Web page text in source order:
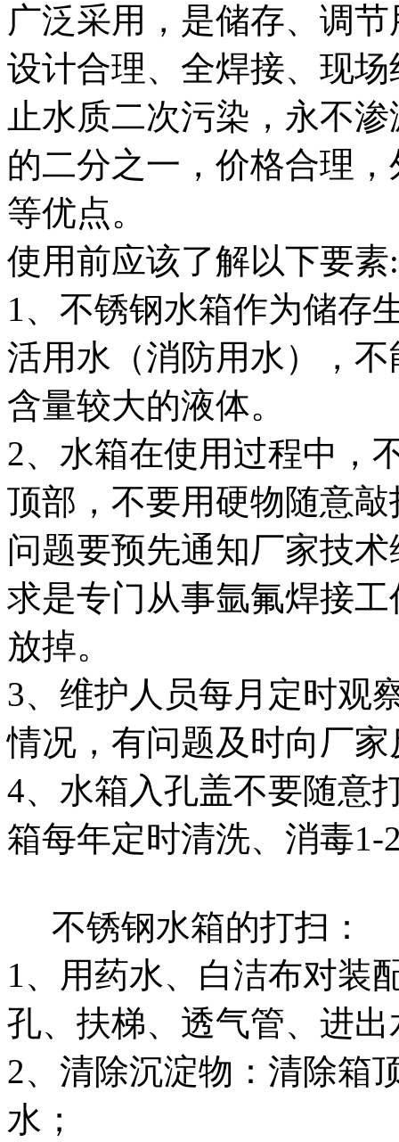
广泛采用，是储存、调
设计合理、全焊接、现
止水质二次污染，永不
的二分之一，价格合理
等优点。
使用前应该了解以下要素:
1、不锈钢水箱作为储存
活用水（消防用水），
含量较大的液体。
2、水箱在使用过程中，
顶部，不要用硬物随意
问题要预先通知厂家技
求是专门从事氩氟焊接
放掉。
3、维护人员每月定时观
情况，有问题及时向厂家
4、水箱入孔盖不要随意
箱每年定时清洗、消毒1-
不锈钢水箱的打扫：
1、用药水、白洁布对装
孔、扶梯、透气管、进
2、清除沉淀物：清除箱
水；